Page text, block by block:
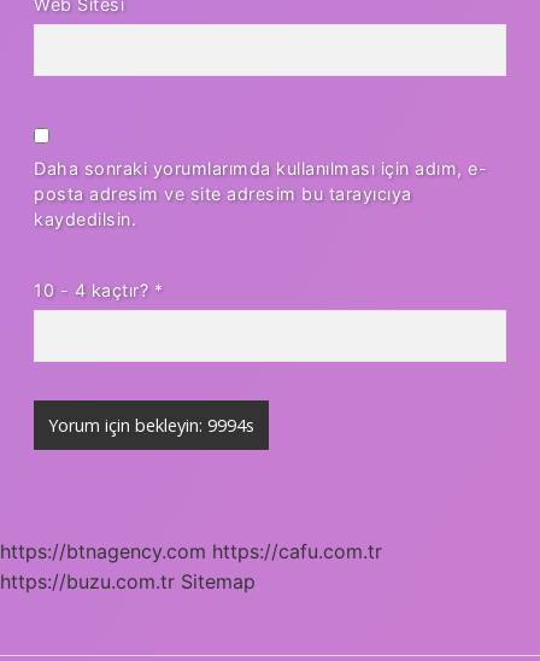
Web Sitesi
Daha sonraki yorumlarımda kullanılması için adım, e-
posta adresim ve site adresim bu tarayıcıya
kaydedilsin.
10 - 4 kaçtır? *
https://btnagency.com https://cafu.com.tr
https://buzu.com.tr Sitemap